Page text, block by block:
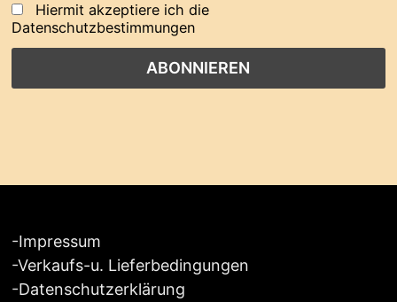
Hiermit akzeptiere ich die
Datenschutzbestimmungen
-Impressum
-Verkaufs-u. Lieferbedingungen
-Datenschutzerklärung